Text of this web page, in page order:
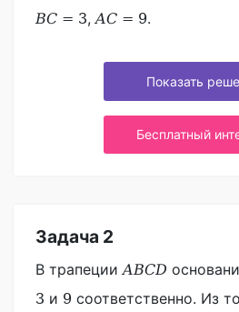
BC = 3,AC = 9.
Показать
Бесплатный
Задача 2
В трапецииABCD
3 и 9 соответственно. Из